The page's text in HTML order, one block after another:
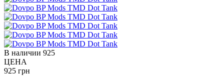
В наличии 925
ЦЕНА
925 грн